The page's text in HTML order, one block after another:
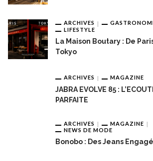
ARCHIVES
LIFESTYLE
La Maison Boutary : De
Tokyo
ARCHIVES MAGAZINE
JABRA EVOLVE 85 :
PARFAITE
ARCHIVES
MAGAZINE
NEWS DE MODE
Bonobo : Des Jeans